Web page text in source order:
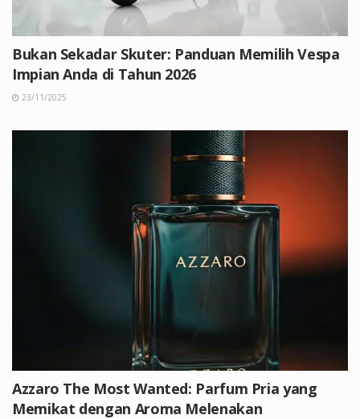
Bukan Sekadar Skuter: Panduan Memilih Vespa
Impian Anda di Tahun 2026
23/11/2025
Azzaro The Most Wanted: Parfum Pria yang
Memikat dengan Aroma Melenakan